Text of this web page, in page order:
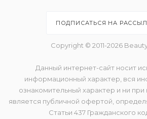
ПОДПИСАТЬСЯ НА
Copyright © 2011-2026
Данный интернет-сайт носит
информационный характер, вся
ознакомительный характер и ни при
является публичной офертой,
Статьи 437 Гражданского